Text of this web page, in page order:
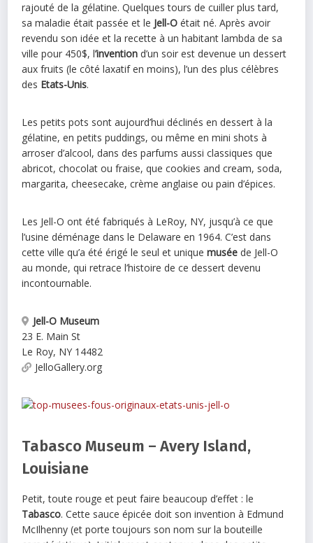
rajouté de la gélatine. Quelques tours de cuiller plus tard,
sa maladie était passée et le Jell-O était né. Après avoir
revendu son idée et la recette à un habitant lambda de sa
ville pour 450$, l’invention d’un soir est devenue un dessert
aux fruits (le côté laxatif en moins), l’un des plus célèbres
des Etats-Unis.
Les petits pots sont aujourd’hui déclinés en dessert à la
gélatine, en petits puddings, ou même en mini shots à
arroser d’alcool, dans des parfums aussi classiques que
abricot, chocolat ou fraise, que cookies and cream, soda,
margarita, cheesecake, crème anglaise ou pain d’épices.
Les Jell-O ont été fabriqués à LeRoy, NY, jusqu’à ce que
l’usine déménage dans le Delaware en 1964. C’est dans
cette ville qu’a été érigé le seul et uniquemusée de Jell-O
au monde, qui retrace l’histoire de ce dessert devenu
incontournable.
Jell-O Museum
23 E. Main St
Le Roy, NY 14482
JelloGallery.org
Tabasco Museum – Avery Island,
Louisiane
Petit, toute rouge et peut faire beaucoup d’effet : le
Tabasco. Cette sauce épicée doit son invention à Edmund
McIlhenny (et porte toujours son nom sur la bouteille